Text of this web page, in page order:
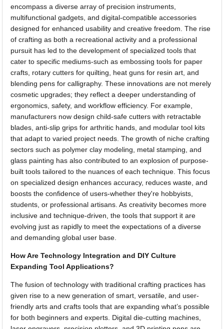
encompass a diverse array of precision instruments,
multifunctional gadgets, and digital-compatible accessories
designed for enhanced usability and creative freedom. The rise
of crafting as both a recreational activity and a professional
pursuit has led to the development of specialized tools that
cater to specific mediums-such as embossing tools for paper
crafts, rotary cutters for quilting, heat guns for resin art, and
blending pens for calligraphy. These innovations are not merely
cosmetic upgrades; they reflect a deeper understanding of
ergonomics, safety, and workflow efficiency. For example,
manufacturers now design child-safe cutters with retractable
blades, anti-slip grips for arthritic hands, and modular tool kits
that adapt to varied project needs. The growth of niche crafting
sectors such as polymer clay modeling, metal stamping, and
glass painting has also contributed to an explosion of purpose-
built tools tailored to the nuances of each technique. This focus
on specialized design enhances accuracy, reduces waste, and
boosts the confidence of users-whether they're hobbyists,
students, or professional artisans. As creativity becomes more
inclusive and technique-driven, the tools that support it are
evolving just as rapidly to meet the expectations of a diverse
and demanding global user base.
How Are Technology Integration and DIY Culture
Expanding Tool Applications?
The fusion of technology with traditional crafting practices has
given rise to a new generation of smart, versatile, and user-
friendly arts and crafts tools that are expanding what’s possible
for both beginners and experts. Digital die-cutting machines,